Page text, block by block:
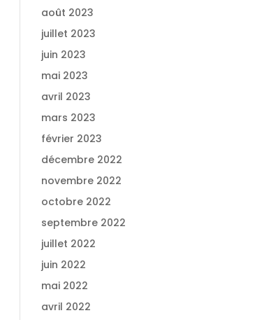
août 2023
juillet 2023
juin 2023
mai 2023
avril 2023
mars 2023
février 2023
décembre 2022
novembre 2022
octobre 2022
septembre 2022
juillet 2022
juin 2022
mai 2022
avril 2022